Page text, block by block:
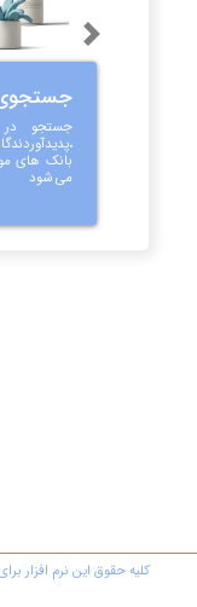
جستجو در
بانک های
می شود
Next
کليه حقوق اين نرم افزار